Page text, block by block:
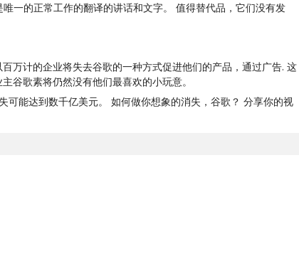
一的正常工作的翻译的讲话和文字。 值得替代品，它们没有发
万计的企业将失去谷歌的一种方式促进他们的产品，通过广告. 这
谷歌素将仍然没有他们最喜欢的小玩意。
能达到数千亿美元。 如何做你想象的消失，谷歌？ 分享你的视